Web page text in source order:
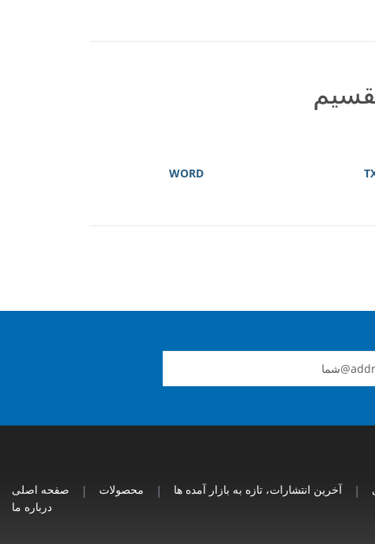
WORD
صفحه اصلی | محصولات | آخرین انتشارات، تازه به بازار آمده ها |
درباره ما